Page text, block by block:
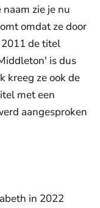
zie je nu
omdat ze door
de titel
is dus
kreeg ze ook de
met een
aangesproken
in 2022